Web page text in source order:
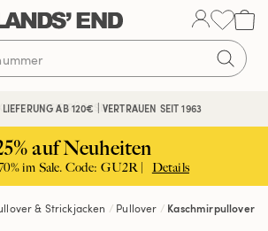
AB 120€ | VERTRAUEN SEIT 1963
RÜCKSENDUNG
auf Neuheiten
im Sale. Code: GU2R | Details
& Strickjacken Pullover Kaschmirpullover